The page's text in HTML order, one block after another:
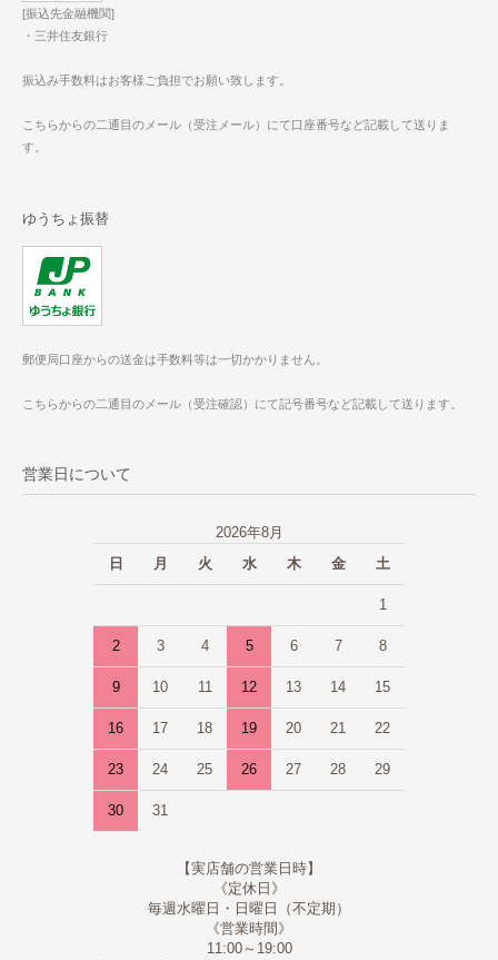
[振込先金融機関]
・三井住友銀行
振込み手数料はお客様ご負担でお願い致します。
こちらからの二通目のメール（受注メール）にて口座番号など記載して送りま
す。
ゆうちょ振替
郵便局口座からの送金は手数料等は一切かかりません。
こちらからの二通目のメール（受注確認）にて記号番号など記載して送ります。
営業日について
2026年8月
日
月 火 水 木 金 土
1
2 3 4 5 6 7 8
9 10 11 12 13 14 15
16 17 18 19 20 21 22
23 24 25 26 27 28 29
30 31
【実店舗の営業日時】
《定休日》
毎週水曜日・日曜日（不定期）
《営業時間》
11:00～19:00